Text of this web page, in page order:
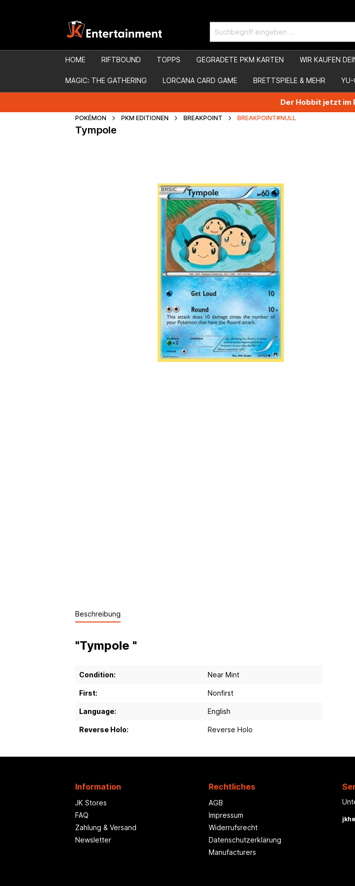
HOME RIFTBOUND TOPPS GEGRADETE PKM KARTEN WIR KAUFEN
MAGIC: THE GATHERING LORCANA CARD GAME BRETTSPIELE & MEHR YU-
Der Hobbit jetzt im
POKÉMON PKM EDITIONEN BREAKPOINT BREAKPOINT#NULL
Tympole
Beschreibung
"Tympole "
Condition: Near Mint
First: Nonfirst
Language: English
Reverse Holo: Reverse Holo
Information
JK Stores
FAQ
Zahlung & Versand
Newsletter
Rechtliches
AGB
Impressum
Widerrufsrecht
Datenschutzerklärung
Manufacturers